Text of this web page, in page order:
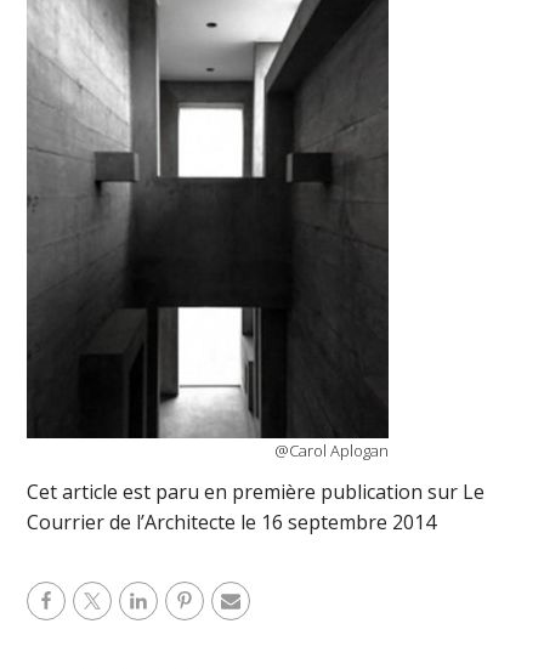
@Carol Aplogan
Cet article est paru en première publication sur Le
Courrier de l’Architecte le 16 septembre 2014